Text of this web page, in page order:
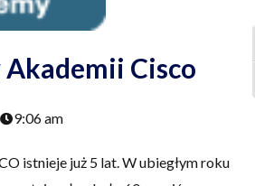
Cisco
9:06 am
istnieje już 5 lat. W ubiegłym roku